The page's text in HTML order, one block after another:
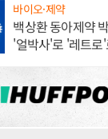
바이오·제약
백상환 동아제약
'얼박사'로 '레트로